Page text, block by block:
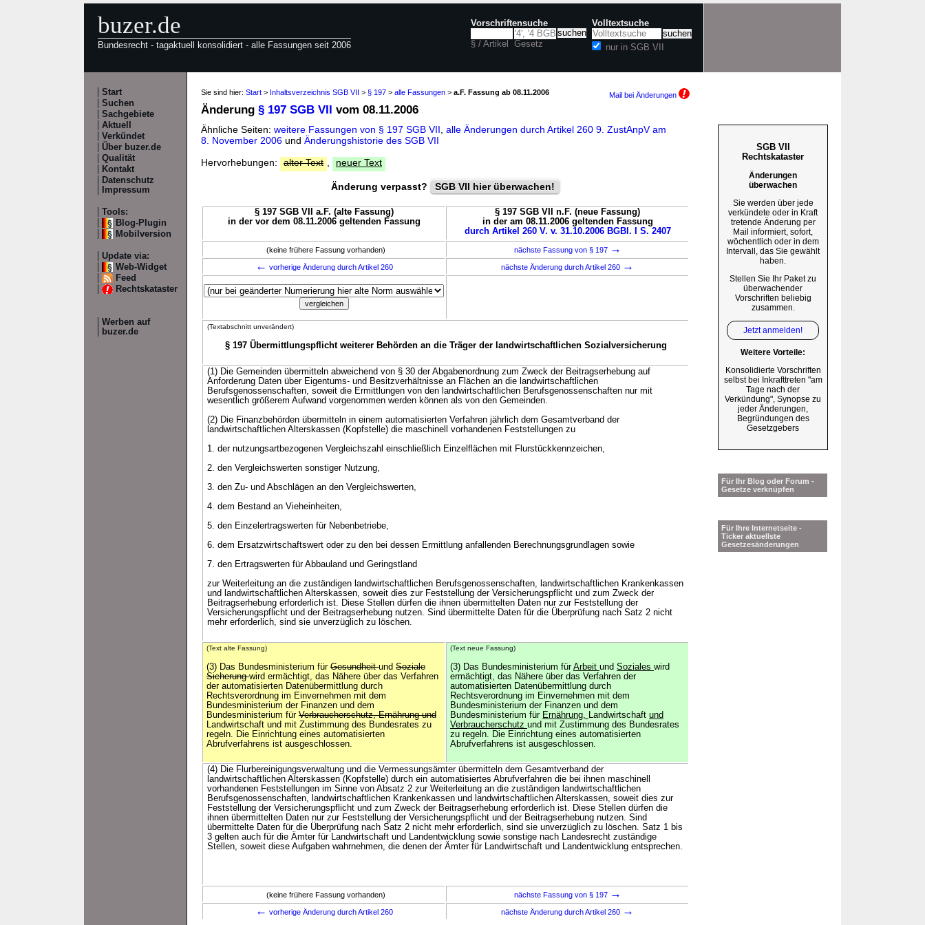
buzer.de
Bundesrecht - tagaktuell konsolidiert - alle Fassungen seit 2006
Vorschriftensuche
§ / Artikel Gesetz
Volltextsuche
nur in SGB VII
Start
Suchen
Sachgebiete
Aktuell
Verkündet
Über buzer.de
Qualität
Kontakt
Datenschutz
Impressum
Tools:
Blog-Plugin
Mobilversion
Update via:
Web-Widget
Feed
Rechtskataster
Werben auf
buzer.de
Sie sind hier: Start > Inhaltsverzeichnis SGB VII > § 197 > alle Fassungen > a.F. Fassung ab 08.11.2006 Mail bei Änderungen
Änderung § 197 SGB VII vom 08.11.2006
Ähnliche Seiten: weitere Fassungen von § 197 SGB VII alle Änderungen durch Artikel 260 9. ZustAnpV am
8. November 2006 und Änderungshistorie des SGB VII
Hervorhebungen:
alter Text neuer Text
Änderung verpasst? SGB VII hier überwachen!
§ 197 SGB VII a.F. (alte Fassung)
in der vor dem 08.11.2006 geltenden Fassung
§ 197 SGB VII n.F. (neue Fassung)
in der am 08.11.2006 geltenden Fassung
durch Artikel 260 V. v. 31.10.2006 BGBl. I S. 2407
(keine frühere Fassung vorhanden) nächste Fassung von § 197 →
← vorherige Änderung durch Artikel 260 nächste Änderung durch Artikel 260 →
(Textabschnitt unverändert)
§ 197 Übermittlungspflicht weiterer Behörden an die Träger der landwirtschaftlichen Sozialversicherung
(1) Die Gemeinden übermitteln abweichend von § 30 der Abgabenordnung zum Zweck der Beitragserhebung auf
Anforderung Daten über Eigentums- und Besitzverhältnisse an Flächen an die landwirtschaftlichen
Berufsgenossenschaften, soweit die Ermittlungen von den landwirtschaftlichen Berufsgenossenschaften nur mit
wesentlich größerem Aufwand vorgenommen werden können als von den Gemeinden.
(2) Die Finanzbehörden übermitteln in einem automatisierten Verfahren jährlich dem Gesamtverband der
landwirtschaftlichen Alterskassen (Kopfstelle) die maschinell vorhandenen Feststellungen zu
1. der nutzungsartbezogenen Vergleichszahl einschließlich Einzelflächen mit Flurstückkennzeichen,
2. den Vergleichswerten sonstiger Nutzung,
3. den Zu- und Abschlägen an den Vergleichswerten,
4. dem Bestand an Vieheinheiten,
5. den Einzelertragswerten für Nebenbetriebe,
6. dem Ersatzwirtschaftswert oder zu den bei dessen Ermittlung anfallenden Berechnungsgrundlagen sowie
7. den Ertragswerten für Abbauland und Geringstland
zur Weiterleitung an die zuständigen landwirtschaftlichen Berufsgenossenschaften, landwirtschaftlichen Krankenkassen
und landwirtschaftlichen Alterskassen, soweit dies zur Feststellung der Versicherungspflicht und zum Zweck der
Beitragserhebung erforderlich ist. Diese Stellen dürfen die ihnen übermittelten Daten nur zur Feststellung der
Versicherungspflicht und der Beitragserhebung nutzen. Sind übermittelte Daten für die Überprüfung nach Satz 2 nicht
mehr erforderlich, sind sie unverzüglich zu löschen.
(Text alte Fassung)
(3) Das Bundesministerium für Gesundheitund Soziale
Sicherungwird ermächtigt, das Nähere über das Verfahren
der automatisierten Datenübermittlung durch
Rechtsverordnung im Einvernehmen mit dem
Bundesministerium der Finanzen und dem
Bundesministerium für Verbraucherschutz, Ernährung und
Landwirtschaft und mit Zustimmung des Bundesrates zu
regeln. Die Einrichtung eines automatisierten
Abrufverfahrens ist ausgeschlossen.
(Text neue Fassung)
(3) Das Bundesministerium fürArbeit und Soziales wird
ermächtigt, das Nähere über das Verfahren der
automatisierten Datenübermittlung durch
Rechtsverordnung im Einvernehmen mit dem
Bundesministerium der Finanzen und dem
Bundesministerium für Ernährung, Landwirtschaft und
Verbraucherschutz und mit Zustimmung des Bundesrates
zu regeln. Die Einrichtung eines automatisierten
Abrufverfahrens ist ausgeschlossen.
(4) Die Flurbereinigungsverwaltung und die Vermessungsämter übermitteln dem Gesamtverband der
landwirtschaftlichen Alterskassen (Kopfstelle) durch ein automatisiertes Abrufverfahren die bei ihnen maschinell
vorhandenen Feststellungen im Sinne von Absatz 2 zur Weiterleitung an die zuständigen landwirtschaftlichen
Berufsgenossenschaften, landwirtschaftlichen Krankenkassen und landwirtschaftlichen Alterskassen, soweit dies zur
Feststellung der Versicherungspflicht und zum Zweck der Beitragserhebung erforderlich ist. Diese Stellen dürfen die
ihnen übermittelten Daten nur zur Feststellung der Versicherungspflicht und der Beitragserhebung nutzen. Sind
übermittelte Daten für die Überprüfung nach Satz 2 nicht mehr erforderlich, sind sie unverzüglich zu löschen. Satz 1 bis
3 gelten auch für die Ämter für Landwirtschaft und Landentwicklung sowie sonstige nach Landesrecht zuständige
Stellen, soweit diese Aufgaben wahrnehmen, die denen der Ämter für Landwirtschaft und Landentwicklung entsprechen.
(keine frühere Fassung vorhanden) nächste Fassung von § 197 →
← vorherige Änderung durch Artikel 260 nächste Änderung durch Artikel 260 →
SGB VII
Rechtskataster
Änderungen
überwachen
Sie werden über jede
verkündete oder in Kraft
tretende Änderung per
Mail informiert, sofort,
wöchentlich oder in dem
Intervall, das Sie gewählt
haben.
Stellen Sie Ihr Paket zu
überwachender
Vorschriften beliebig
zusammen.
Jetzt anmelden!
Weitere Vorteile:
Konsolidierte Vorschriften
selbst bei Inkrafttreten "am
Tage nach der
Verkündung", Synopse zu
jeder Änderungen,
Begründungen des
Gesetzgebers
Für Ihr Blog oder Forum -
Gesetze verknüpfen
Für Ihre Internetseite -
Ticker aktuellste
Gesetzesänderungen